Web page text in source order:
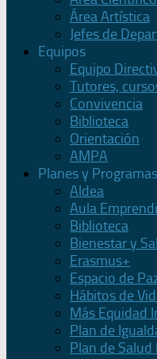
Área Artística
Jefes de
Equipos
Equipo
Tutores,
Convivencia
Biblioteca
Orientación
AMPA
Planes y Programas
Aldea
Aula
Biblioteca
Bienestar y
Erasmus+
Espacio de
Hábitos de
Más Equidad
Plan de
Plan de Salud